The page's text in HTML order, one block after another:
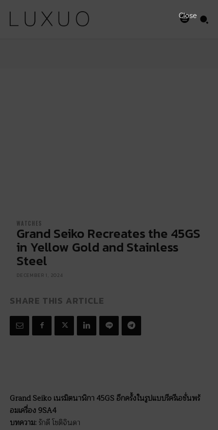
WATCHES
Grand Seiko Recreates the 45GS
in Yellow Gold and Stainless
Steel
DECEMBER 1, 2024
SHARE THIS ARTICLE
Grand Seiko เนรมิตนาฬิกา 45GS อีกครั้งในรูปแบบรีครีเอชั่นพร้
อมเครื่อง 9SA4
บทความ: รักดี โชติจินดา
Close